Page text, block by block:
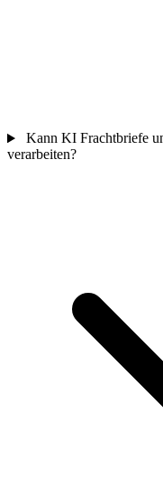
Kann KI Frachtbriefe
verarbeiten?